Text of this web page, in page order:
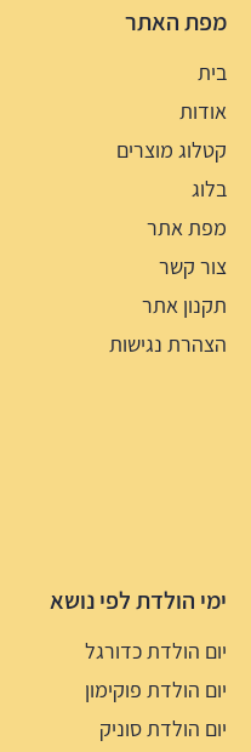
מפת האתר
בית
אודות
קטלוג מוצרים
בלוג
מפת אתר
צור קשר
תקנון אתר
הצהרת נגישות
ימי הולדת לפי נושא
יום הולדת כדורגל
יום הולדת פוקימון
יום הולדת סוניק